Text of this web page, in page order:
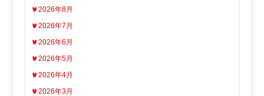
2026年8月
2026年7月
2026年6月
2026年5月
2026年4月
2026年3月